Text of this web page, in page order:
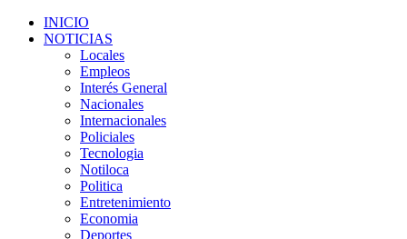
INICIO
NOTICIAS
Locales
Empleos
Interés General
Nacionales
Internacionales
Policiales
Tecnologia
Notiloca
Politica
Entretenimiento
Economia
Deportes